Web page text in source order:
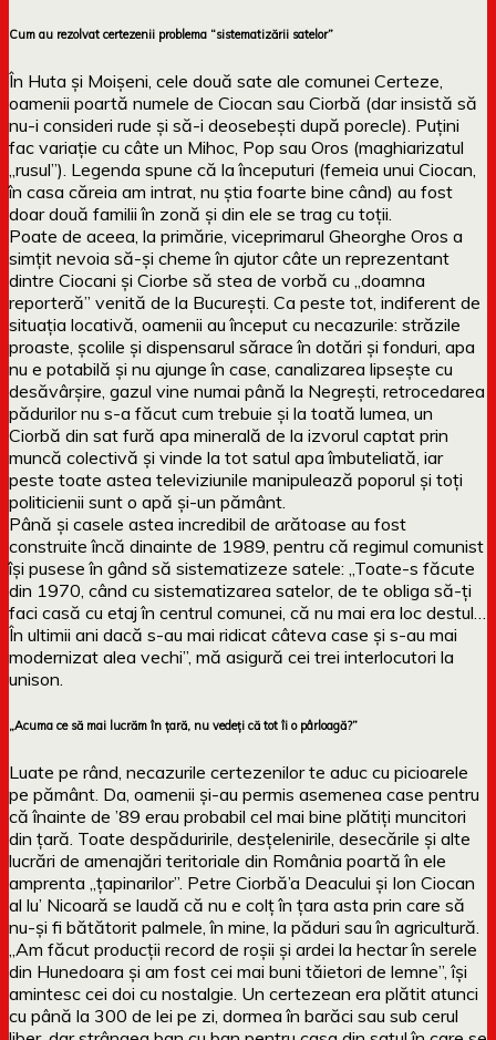
Cum au rezolvat certezenii problema “sistematizării satelor”
În Huta și Moișeni, cele două sate ale comunei Certeze,
oamenii poartă numele de Ciocan sau Ciorbă (dar insistă să
nu-i consideri rude și să-i deosebești după porecle). Puțini
fac variație cu câte un Mihoc, Pop sau Oros (maghiarizatul
„rusul”). Legenda spune că la începuturi (femeia unui Ciocan,
în casa căreia am intrat, nu știa foarte bine când) au fost
doar două familii în zonă și din ele se trag cu toții.
Poate de aceea, la primărie, viceprimarul Gheorghe Oros a
simțit nevoia să-și cheme în ajutor câte un reprezentant
dintre Ciocani și Ciorbe să stea de vorbă cu „doamna
reporteră” venită de la București. Ca peste tot, indiferent de
situația locativă, oamenii au început cu necazurile: străzile
proaste, școlile și dispensarul sărace în dotări și fonduri, apa
nu e potabilă și nu ajunge în case, canalizarea lipsește cu
desăvârșire, gazul vine numai până la Negrești, retrocedarea
pădurilor nu s-a făcut cum trebuie și la toată lumea, un
Ciorbă din sat fură apa minerală de la izvorul captat prin
muncă colectivă și vinde la tot satul apa îmbuteliată, iar
peste toate astea televiziunile manipulează poporul și toți
politicienii sunt o apă și-un pământ.
Până și casele astea incredibil de arătoase au fost
construite încă dinainte de 1989, pentru că regimul comunist
își pusese în gând să sistematizeze satele: „Toate-s făcute
din 1970, când cu sistematizarea satelor, de te obliga să-ți
faci casă cu etaj în centrul comunei, că nu mai era loc destul…
În ultimii ani dacă s-au mai ridicat câteva case și s-au mai
modernizat alea vechi”, mă asigură cei trei interlocutori la
unison.
„Acuma ce să mai lucrăm în țară, nu vedeți că tot îi o pârloagă?”
Luate pe rând, necazurile certezenilor te aduc cu picioarele
pe pământ. Da, oamenii și-au permis asemenea case pentru
că înainte de ’89 erau probabil cel mai bine plătiți muncitori
din țară. Toate despăduririle, desțelenirile, desecările și alte
lucrări de amenajări teritoriale din România poartă în ele
amprenta „țapinarilor”. Petre Ciorbă’a Deacului și Ion Ciocan
al lu’ Nicoară se laudă că nu e colț în țara asta prin care să
nu-și fi bătătorit palmele, în mine, la păduri sau în agricultură.
„Am făcut producții record de roșii și ardei la hectar în serele
din Hunedoara și am fost cei mai buni tăietori de lemne”, își
amintesc cei doi cu nostalgie. Un certezean era plătit atunci
cu până la 300 de lei pe zi, dormea în barăci sau sub cerul